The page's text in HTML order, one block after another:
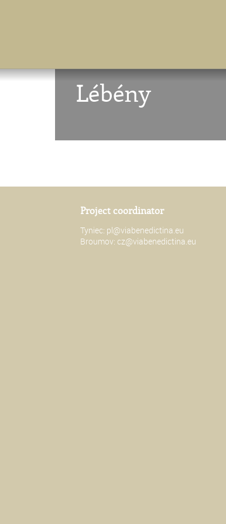
Lébény
Project coordinator
Tyniec: pl@viabenedictina.eu
Broumov: cz@viabenedictina.eu